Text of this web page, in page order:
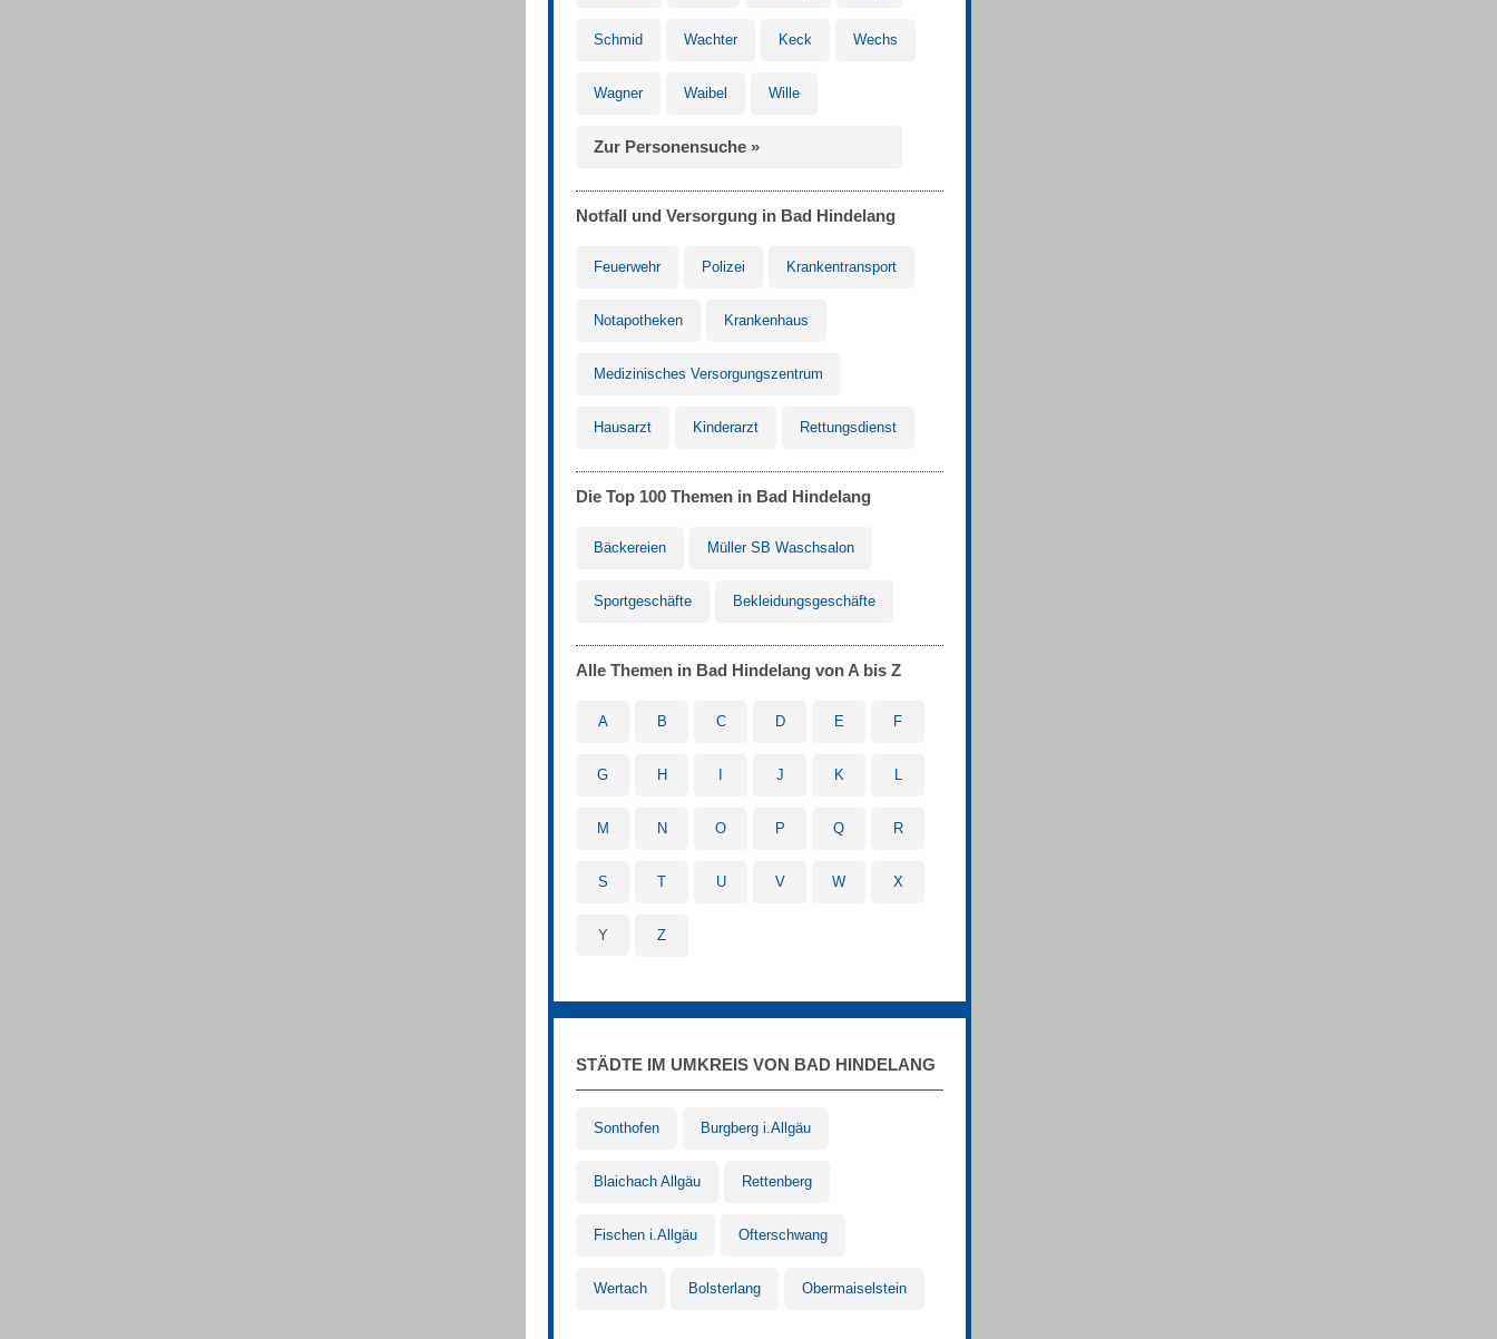
Schmid Wachter Keck Wechs
Wagner Waibel Wille
Zur Personensuche »
Notfall und Versorgung in Bad Hindelang
Feuerwehr Polizei Krankentransport
Notapotheken Krankenhaus
Medizinisches Versorgungszentrum
Hausarzt Kinderarzt Rettungsdienst
Die Top 100 Themen in Bad Hindelang
Bäckereien Müller SB Waschsalon
Sportgeschäfte Bekleidungsgeschäfte
Alle Themen in Bad Hindelang von A bis Z
A B C D E F
G H J K L
M N O P Q R
S T U V W X
Y Z
STÄDTE IM UMKREIS VON BAD HINDELANG
Sonthofen Burgberg i.Allgäu
Blaichach Allgäu Rettenberg
Fischen i.Allgäu Ofterschwang
Wertach Bolsterlang Obermaiselstein